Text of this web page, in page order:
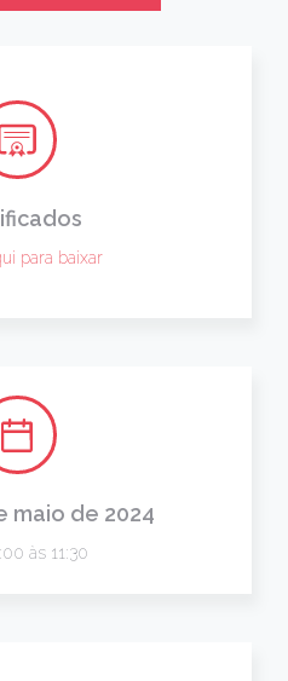
para baixar
maio de 2024
às 11:30